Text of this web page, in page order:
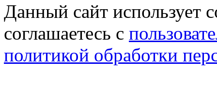
Данный сайт использует
соглашаетесь с
политикой обработки